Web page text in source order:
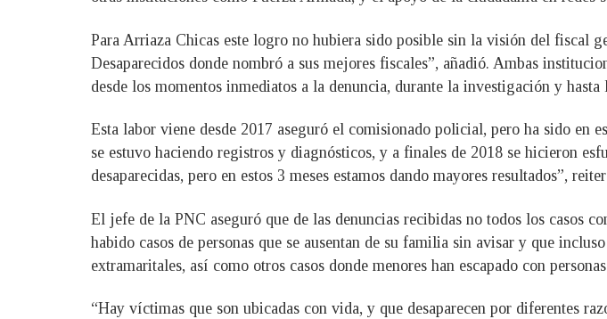
Para Arriaza Chicas este logro no hubiera sido posible sin la visión del fiscal
Desaparecidos donde nombró a sus mejores fiscales”, añadió. Ambas
desde los momentos inmediatos a la denuncia, durante la investigación y
Esta labor viene desde 2017 aseguró el comisionado policial, pero ha sido en
se estuvo haciendo registros y diagnósticos, y a finales de 2018 se hicieron
desaparecidas, pero en estos 3 meses estamos dando mayores resultados”,
El jefe de la PNC aseguró que de las denuncias recibidas no todos los casos
habido casos de personas que se ausentan de su familia sin avisar y que
extramaritales, así como otros casos donde menores han escapado con
“Hay víctimas que son ubicadas con vida, y que desaparecen por diferentes